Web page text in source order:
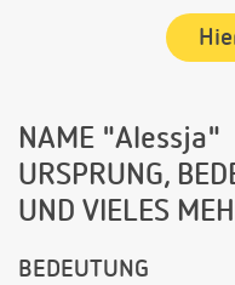
NAME "Alessja"
URSPRUNG,
UND VIELES
BEDEUTUNG